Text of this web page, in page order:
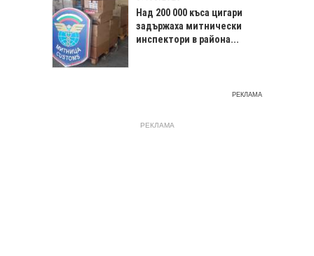
Над 200 000 къса цигари
задържаха митнически
инспектори в района...
РЕКЛАМА
РЕКЛАМА